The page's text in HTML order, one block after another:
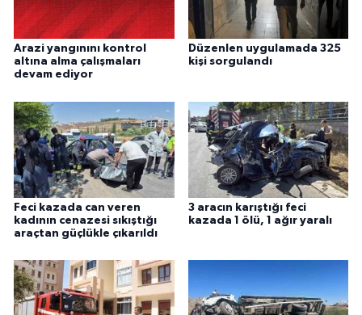
Arazi yangınını kontrol
altına alma çalışmaları
devam ediyor
Düzenlen uygulamada 325
kişi sorgulandı
Feci kazada can veren
kadının cenazesi sıkıştığı
araçtan güçlükle çıkarıldı
3 aracın karıştığı feci
kazada 1 ölü, 1 ağır yaralı